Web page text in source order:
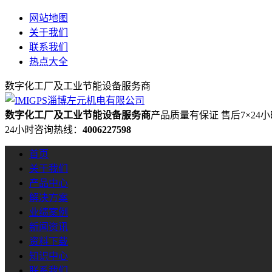
网站地图
关于我们
联系我们
热点大全
数字化工厂及工业节能设备服务商
数字化工厂及工业节能设备服务商产品质量有保证 售后7×24
24小时咨询热线： 4006227598
首页
关于我们
产品中心
解决方案
业绩案例
新闻资讯
资料下载
知识中心